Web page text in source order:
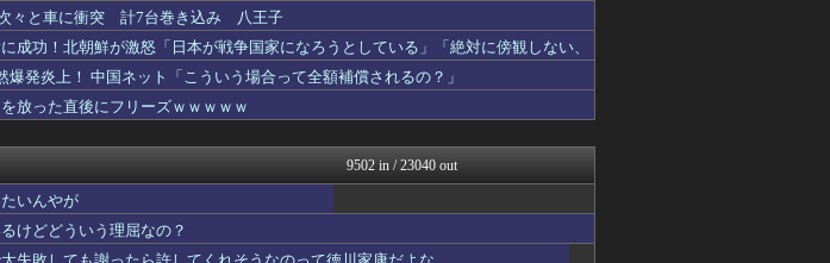
々と車に衝突 計7台巻き込み 八王子
成功！北朝鮮が激怒「日本が戦争国家になろうとしている」「絶対に傍観しない、
発炎上！ 中国ネット「こういう場合って全額補償されるの？」
放った直後にフリーズｗｗｗｗｗ
9502 in / 23040 out
いんやが
けどどういう理屈なの？